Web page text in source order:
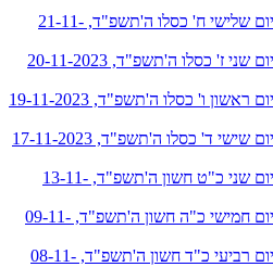
לחץ להאזנה לשעור מיום שלישי ח' כסלו ה'תשפ"ד, 21-11-
לחץ להאזנה לשעור מיום שני ז' כסלו ה'תשפ"ד, 20-11-2023
לחץ להאזנה לשעור מיום ראשון ו' כסלו ה'תשפ"ד, 19-11-2023
לחץ להאזנה לשעור מיום שישי ד' כסלו ה'תשפ"ד, 17-11-2023
לחץ להאזנה לשעור מיום שני כ"ט חשון ה'תשפ"ד, 13-11-
לחץ להאזנה לשעור מיום חמישי כ"ה חשון ה'תשפ"ד, 09-11-
לחץ להאזנה לשעור מיום רביעי כ"ד חשון ה'תשפ"ד, 08-11-